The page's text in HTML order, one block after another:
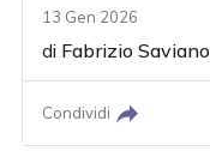
13 Gen 2026
di Fabrizio Saviano
Condividi